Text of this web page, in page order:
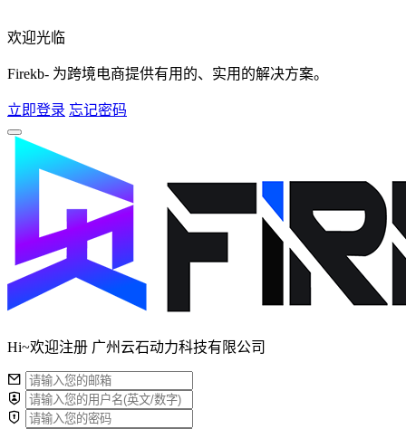
欢迎光临
Firekb- 为跨境电商提供有用的、实用的解决方案。
立即登录 忘记密码
Hi~欢迎注册 广州云石动力科技有限公司